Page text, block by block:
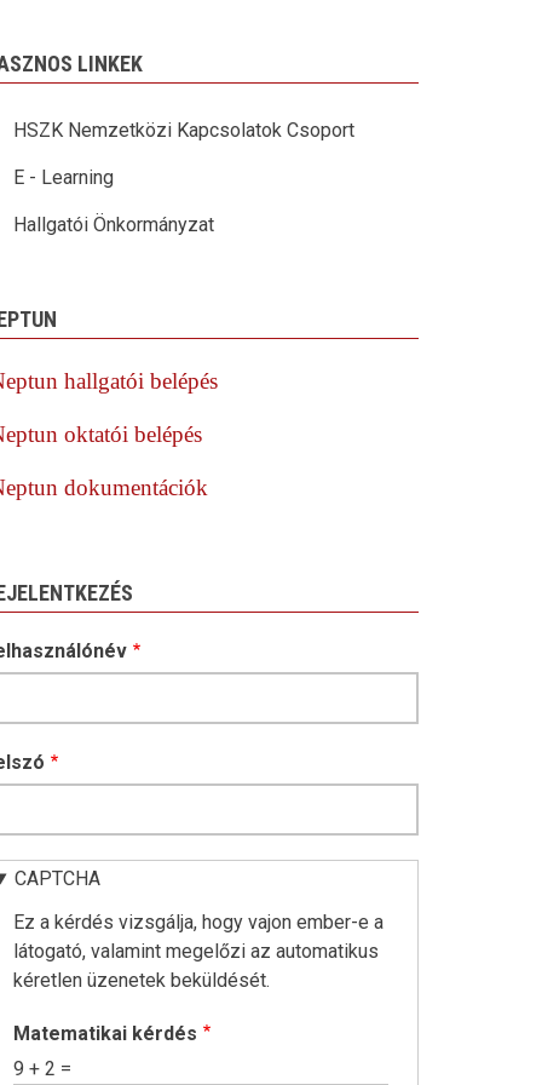
LINKEK
HSZK Nemzetközi Kapcsolatok Csoport
E - Learning
Hallgatói Önkormányzat
hallgatói belépés
oktatói belépés
dokumentációk
CAPTCHA
Ez a kérdés vizsgálja, hogy vajon ember-e a
látogató, valamint megelőzi az automatikus
kéretlen üzenetek beküldését.
Matematikai kérdés
9 + 2 =